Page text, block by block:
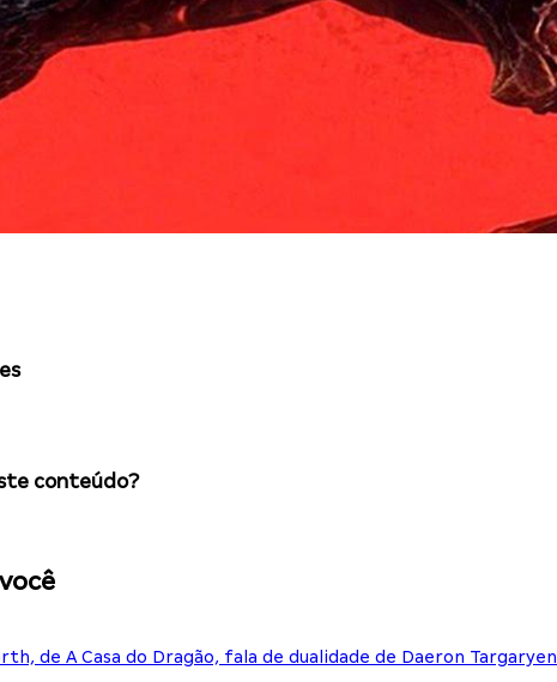
conteúdo?
de A Casa do Dragão, fala de dualidade de Daeron Targaryen